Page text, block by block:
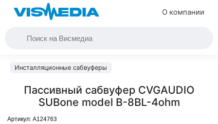
О компании
Инсталляционные сабвуферы
Пассивный сабвуфер CVGAUDIO
SUBone model B-8BL-4ohm
Артикул: A124763